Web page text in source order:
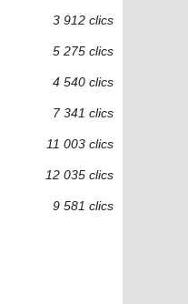
3 912 clics
5 275 clics
4 540 clics
7 341 clics
11 003 clics
12 035 clics
9 581 clics